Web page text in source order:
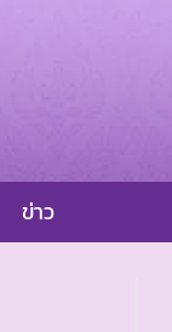
ข่าว